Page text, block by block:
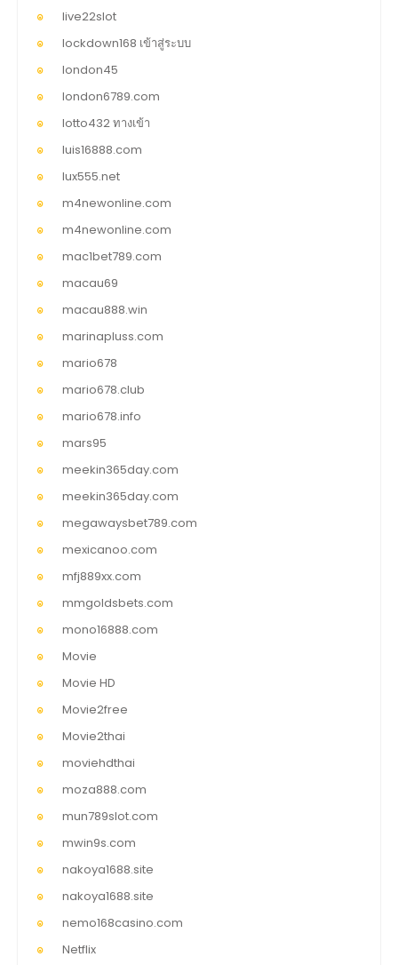
live22slot
lockdown168 เข้าสู่ระบบ
london45
london6789.com
lotto432 ทางเข้า
luis16888.com
lux555.net
m4newonline.com
m4newonline.com
mac1bet789.com
macau69
macau888.win
marinapluss.com
mario678
mario678.club
mario678.info
mars95
meekin365day.com
meekin365day.com
megawaysbet789.com
mexicanoo.com
mfj889xx.com
mmgoldsbets.com
mono16888.com
Movie
Movie HD
Movie2free
Movie2thai
moviehdthai
moza888.com
mun789slot.com
mwin9s.com
nakoya1688.site
nakoya1688.site
nemo168casino.com
Netflix